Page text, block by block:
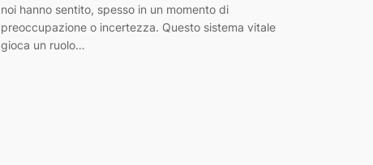
noi hanno sentito, spesso in un momento di
preoccupazione o incertezza. Questo sistema vitale
gioca un ruolo…